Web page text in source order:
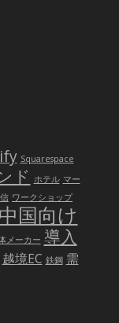
Squarespace
ド ホテル マー
ワークショップ
中国向け
メーカー 導入
越境EC 鉄鋼 需